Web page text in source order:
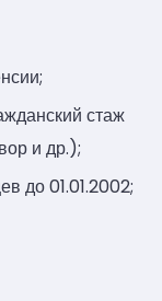
стаж
и др.);
до 01.01.2002;